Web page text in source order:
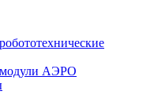
модули АЭРО